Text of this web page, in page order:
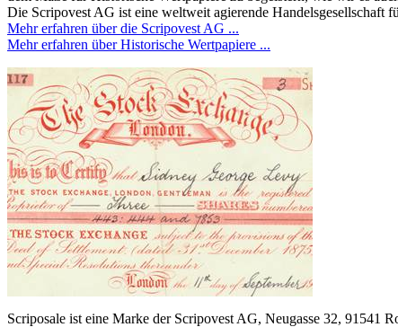
Die Scripovest AG ist eine weltweit agierende Handelsgesellschaft
Mehr erfahren über die Scripovest AG ...
Mehr erfahren über Historische Wertpapiere ...
Scriposale ist eine Marke der Scripovest AG, Neugasse 32, 91541